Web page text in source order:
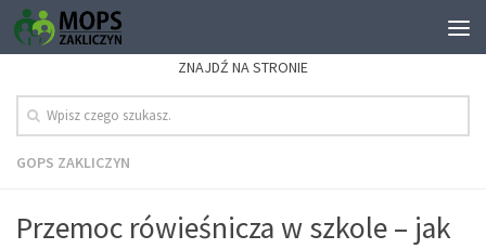
ZNAJDŹ NA STRONIE
GOPS ZAKLICZYN
Przemoc rówieśnicza w szkole – jak